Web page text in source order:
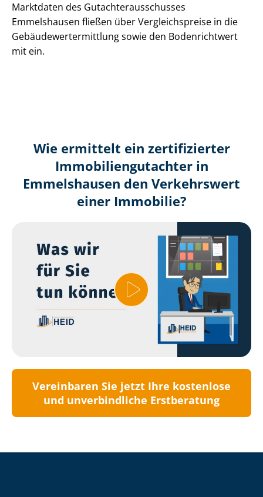
Marktdaten des Gut­ach­ter­aus­schus­ses
Emmelshausen fließen über Ver­gleichs­prei­se in die
Ge­bäu­de­wert­ermitt­lung sowie den Bodenrichtwert
mit ein.
Wie ermittelt ein zertifizierter
Immobilien­gutachter in
Emmelshausen den Verkehrswert
einer Immobilie?
Vereinbaren Sie jetzt Ihre kostenlose
und unverbindliche Erstberatung